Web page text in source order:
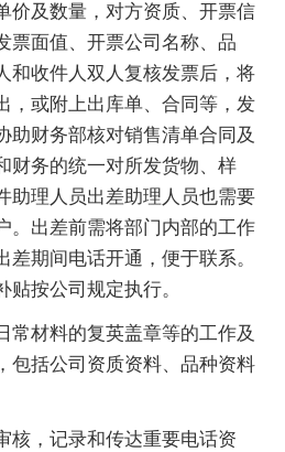
价及数量，对方资质、开票信
票面值、开票公司名称、品
和收件人双人复核发票后，将
，或附上出库单、合同等，发
助财务部核对销售清单合同及
财务的统一对所发货物、样
助理人员出差助理人员也需要
。出差前需将部门内部的工作
期间电话开通，便于联系。
按公司规定执行。
常材料的复英盖章等的工作及
包括公司资质资料、品种资料
核，记录和传达重要电话资